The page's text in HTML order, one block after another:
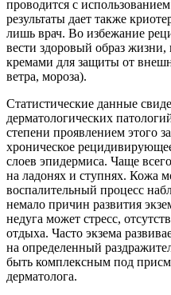
проводится с
результаты дает также
лишь врач. Во избежание
вести здоровый образ жизни,
кремами для защиты от
ветра, мороза).
Статистические данные
дерматологических
степени проявлением этого
хроническое
слоев эпидермиса. Чаще
на ладонях и ступнях. Кожа
воспалительный процесс
немало причин развития
недуга может стресс,
отдыха. Часто экзема
на определенный
быть комплексным под
дерматолога.